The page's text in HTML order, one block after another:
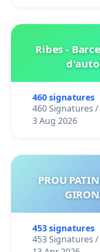
Ribes -
460 signatures
460 Signatures
3 Aug 2026
PROU
453 signatures
453 Signatures